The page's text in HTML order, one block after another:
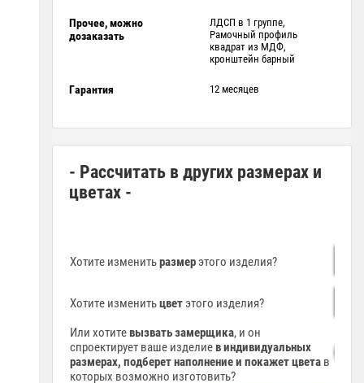
Прочее, можно
дозаказать
ЛДСП в 1 группе,
Рамочный профиль
квадрат из МДФ,
кронштейн барный
Гарантия 12 месяцев
- Рассчитать в других размерах и
цветах -
Хотите изменитьразмерэтого изделия?
Хотите изменитьцветэтого изделия?
Или хотите вызвать замерщика, и он
спроектирует ваше изделие в индивидуальных
размерах, подберет наполнение и покажет цвета в
которых возможно изготовить?